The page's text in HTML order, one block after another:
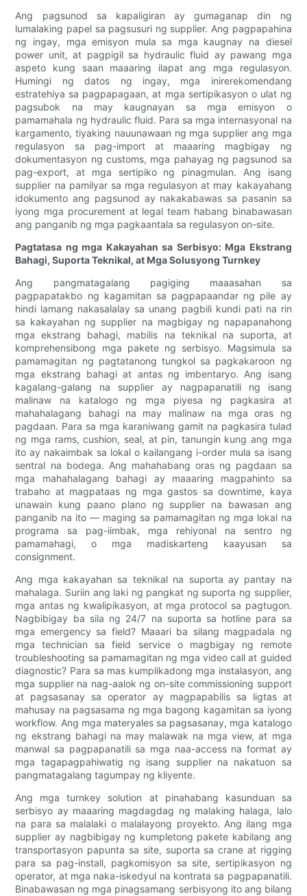
Ang pagsunod sa kapaligiran ay gumaganap din ng
lumalaking papel sa pagsusuri ng supplier. Ang pagpapahina
ng ingay, mga emisyon mula sa mga kaugnay na diesel
power unit, at pagpigil sa hydraulic fluid ay pawang mga
aspeto kung saan maaaring ilapat ang mga regulasyon.
Humingi ng datos ng ingay, mga inirerekomendang
estratehiya sa pagpapagaan, at mga sertipikasyon o ulat ng
pagsubok na may kaugnayan sa mga emisyon o
pamamahala ng hydraulic fluid. Para sa mga internasyonal na
kargamento, tiyaking nauunawaan ng mga supplier ang mga
regulasyon sa pag-import at maaaring magbigay ng
dokumentasyon ng customs, mga pahayag ng pagsunod sa
pag-export, at mga sertipiko ng pinagmulan. Ang isang
supplier na pamilyar sa mga regulasyon at may kakayahang
idokumento ang pagsunod ay nakakabawas sa pasanin sa
iyong mga procurement at legal team habang binabawasan
ang panganib ng mga pagkaantala sa regulasyon on-site.
Pagtatasa ng mga Kakayahan sa Serbisyo: Mga Ekstrang
Bahagi, Suporta Teknikal, at Mga Solusyong Turnkey
Ang pangmatagalang pagiging maaasahan sa
pagpapatakbo ng kagamitan sa pagpapaandar ng pile ay
hindi lamang nakasalalay sa unang pagbili kundi pati na rin
sa kakayahan ng supplier na magbigay ng napapanahong
mga ekstrang bahagi, mabilis na teknikal na suporta, at
komprehensibong mga pakete ng serbisyo. Magsimula sa
pamamagitan ng pagtatanong tungkol sa pagkakaroon ng
mga ekstrang bahagi at antas ng imbentaryo. Ang isang
kagalang-galang na supplier ay nagpapanatili ng isang
malinaw na katalogo ng mga piyesa ng pagkasira at
mahahalagang bahagi na may malinaw na mga oras ng
pagdaan. Para sa mga karaniwang gamit na pagkasira tulad
ng mga rams, cushion, seal, at pin, tanungin kung ang mga
ito ay nakaimbak sa lokal o kailangang i-order mula sa isang
sentral na bodega. Ang mahahabang oras ng pagdaan sa
mga mahahalagang bahagi ay maaaring magpahinto sa
trabaho at magpataas ng mga gastos sa downtime, kaya
unawain kung paano plano ng supplier na bawasan ang
panganib na ito — maging sa pamamagitan ng mga lokal na
programa sa pag-iimbak, mga rehiyonal na sentro ng
pamamahagi, o mga madiskarteng kaayusan sa
consignment.
Ang mga kakayahan sa teknikal na suporta ay pantay na
mahalaga. Suriin ang laki ng pangkat ng suporta ng supplier,
mga antas ng kwalipikasyon, at mga protocol sa pagtugon.
Nagbibigay ba sila ng 24/7 na suporta sa hotline para sa
mga emergency sa field? Maaari ba silang magpadala ng
mga technician sa field service o magbigay ng remote
troubleshooting sa pamamagitan ng mga video call at guided
diagnostic? Para sa mas kumplikadong mga instalasyon, ang
mga supplier na nag-aalok ng on-site commissioning support
at pagsasanay sa operator ay magpapabilis sa ligtas at
mahusay na pagsasama ng mga bagong kagamitan sa iyong
workflow. Ang mga materyales sa pagsasanay, mga katalogo
ng ekstrang bahagi na may malawak na mga view, at mga
manwal sa pagpapanatili sa mga naa-access na format ay
mga tagapagpahiwatig ng isang supplier na nakatuon sa
pangmatagalang tagumpay ng kliyente.
Ang mga turnkey solution at pinahabang kasunduan sa
serbisyo ay maaaring magdagdag ng malaking halaga, lalo
na para sa malalaki o malalayong proyekto. Ang ilang mga
supplier ay nagbibigay ng kumpletong pakete kabilang ang
transportasyon papunta sa site, suporta sa crane at rigging
para sa pag-install, pagkomisyon sa site, sertipikasyon ng
operator, at mga naka-iskedyul na kontrata sa pagpapanatili.
Binabawasan ng mga pinagsamang serbisyong ito ang bilang